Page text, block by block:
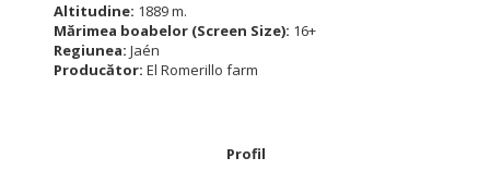
Altitudine: 1889 m.
Mărimea boabelor (Screen Size): 16+
Regiunea: Jaén
Producător: El Romerillo farm
Profil